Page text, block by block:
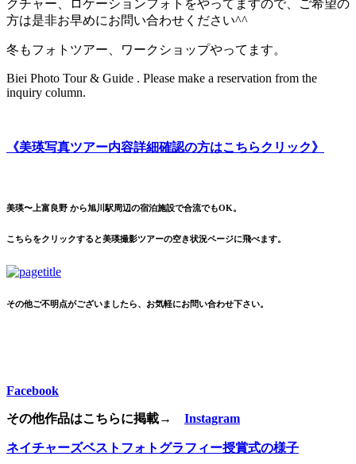
クチャー、ロケーションフォトをやってますので、ご希望の
方は是非お早めにお問い合わせください^^
冬もフォトツアー、ワークショップやってます。
Biei Photo Tour & Guide . Please make a reservation from the
inquiry column.
《美瑛写真ツアー内容詳細確認の方はこちらクリック》
美瑛〜上富良野 から旭川駅周辺の宿泊施設で合流でもOK。
こちらをクリックすると美瑛撮影ツアーの空き状況ページに飛べます。
その他ご不明点がございましたら、お気軽にお問い合わせ下さい。
Facebook
その他作品はこちらに掲載→ Instagram
ネイチャーズベストフォトグラフィー授賞式の様子